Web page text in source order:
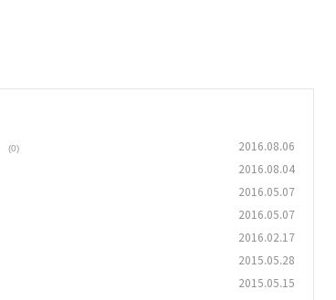
(0) 2016.08.06
2016.08.04
2016.05.07
2016.05.07
2016.02.17
2015.05.28
2015.05.15